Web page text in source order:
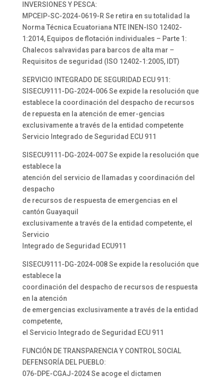
INVERSIONES Y PESCA:
MPCEIP-SC-2024-0619-R Se retira en su totalidad la
Norma Técnica Ecuatoriana NTE INEN-ISO 12402-
1:2014, Equipos de flotación individuales – Parte 1:
Chalecos salvavidas para barcos de alta mar –
Requisitos de seguridad (ISO 12402-1:2005, IDT)
SERVICIO INTEGRADO DE SEGURIDAD ECU 911:
SISECU9111-DG-2024-006 Se expide la resolución que
establece la coordinación del despacho de recursos
de repuesta en la atención de emer-gencias
exclusivamente a través de la entidad competente
Servicio Integrado de Seguridad ECU 911
SISECU9111-DG-2024-007 Se expide la resolución que
establece la
atención del servicio de llamadas y coordinación del
despacho
de recursos de respuesta de emergencias en el
cantón Guayaquil
exclusivamente a través de la entidad competente, el
Servicio
Integrado de Seguridad ECU911
SISECU9111-DG-2024-008 Se expide la resolución que
establece la
coordinación del despacho de recursos de respuesta
en la atención
de emergencias exclusivamente a través de la entidad
competente,
el Servicio Integrado de Seguridad ECU 911
FUNCIÓN DE TRANSPARENCIA Y CONTROL SOCIAL
DEFENSORÍA DEL PUEBLO:
076-DPE-CGAJ-2024 Se acoge el dictamen